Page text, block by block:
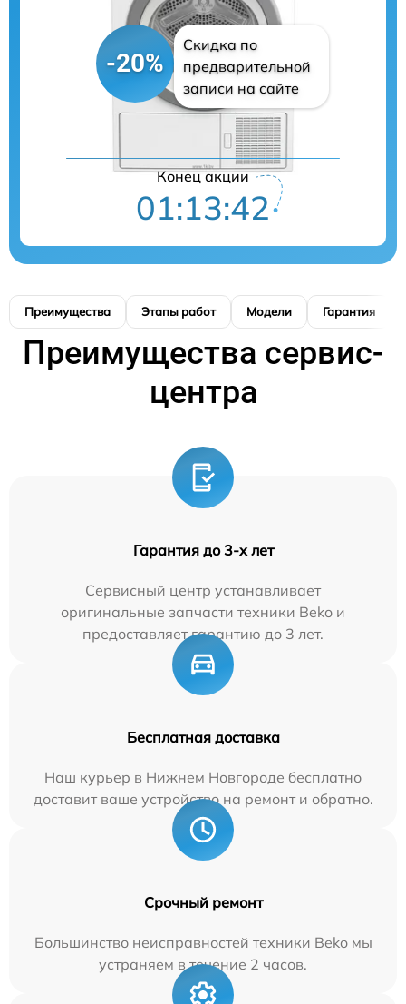
-20%
Скидка по
предварительной
записи на сайте
Конец акции
01:13:41
Преимущества Этапы работ Модели Гарантия
Преимущества сервис-
центра
Гарантия до 3-х лет
Сервисный центр устанавливает
оригинальные запчасти техники Beko и
предоставляет гарантию до 3 лет.
Бесплатная доставка
Наш курьер в Нижнем Новгороде бесплатно
доставит ваше устройство на ремонт и обратно.
Срочный ремонт
Большинство неисправностей техники Beko мы
устраняем в течение 2 часов.